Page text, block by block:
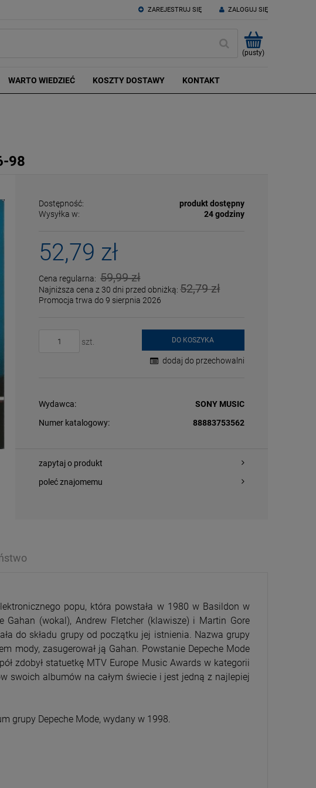
ZAREJESTRUJ SIĘ ZALOGUJ SIĘ
(pusty)
WARTO WIEDZIEĆ KOSZTY DOSTAWY KONTAKT
-15%
PRZECENA
-15%
PRZECENA
98
Dostępność:
produkt dostępny
Wysyłka w:
24 godziny
52,79 zł
Cena regularna: 59,99 zł
Najniższa cena z 30 dni przed obniżką:52,79 zł
Promocja trwa do 9 sierpnia 2026
szt. DO KOSZYKA
dodaj do przechowalni
Wydawca:
SONY MUSIC
Numer katalogowy:
88883753562
zapytaj o produkt
poleć znajomemu
popu, która powstała w 1980 w Basildon w
Gahan (wokal), Andrew Fletcher (klawisze) i Martin Gore
do składu grupy od początku jej istnienia. Nazwa grupy
mody, zasugerował ją Gahan. Powstanie Depeche Mode
zdobył statuetkę MTV Europe Music Awards w kategorii
swoich albumów na całym świecie i jest jedną z najlepiej
grupy Depeche Mode, wydany w 1998.